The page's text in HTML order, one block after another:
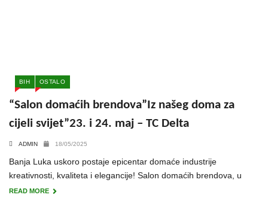
BIH OSTALO
“Salon domaćih brendova”Iz našeg doma za
cijeli svijet”23. i 24. maj – TC Delta
ADMIN 18/05/2025
Banja Luka uskoro postaje epicentar domaće industrije
kreativnosti, kvaliteta i elegancije! Salon domaćih brendova, u
READ MORE